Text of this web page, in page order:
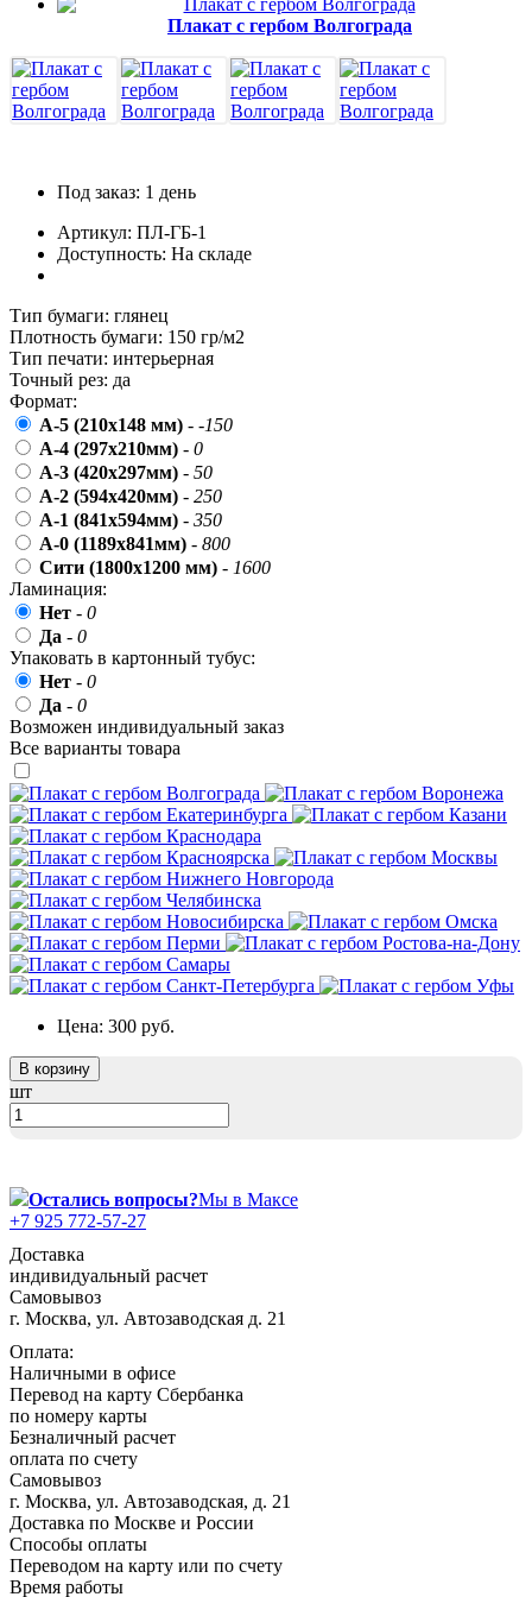
пожилых людей
19 октября, День Отца
25 октября, День Таможенника
4 ноября, День народного единства
7 ноября, День Октябрьской
революции
10 ноября, День сотрудника органов
внутренних дел РФ
13 ноября, День Войск РХБЗ
19 ноября, День Ракетных Войск и
Артиллерии
День матери (последнее воскресенье
ноября)
5 декабря, День начала
контрнаступления советских войск
9 декабря, Международный день
борьбы с коррупцией
9 декабря, День Героев Отечества
12 декабря, День конституции РФ
20 декабря, День работника органов
безопасности
Новогоднее оформление
Рождество Христово
19 января, Крещение Господне
22 января, День дедушки
25 января, Татьянин день
Валентина
15 февраля, День памяти о
россиянах...
1 марта, День Бабушек
день
27 марта, День театра
Апрель, Месячник по
благоустройству
День геолога (первое воскресенье
апреля)
Светлая Пасха
12 апреля, День космонавтики
18 апреля, Дни исторического и
культурного наследия
Плакат с гербом Волгограда
Под заказ: 1 день
Артикул: ПЛ-ГБ-1
Доступность: На складе
Тип бумаги: глянец
Плотность бумаги: 150 гр/м2
Тип печати: интерьерная
Точный рез: да
Формат:
А-5 (210х148 мм) - -150
А-4 (297x210мм) - 0
А-3 (420x297мм) - 50
А-2 (594x420мм) - 250
А-1 (841x594мм) - 350
А-0 (1189x841мм) - 800
Сити (1800x1200 мм) - 1600
Ламинация:
Нет - 0
Да - 0
Упаковать в картонный тубус:
Нет - 0
Да - 0
Возможен индивидуальный заказ
Все варианты товара
Цена: 300 руб.
В корзину
шт
Остались вопросы?Мы в Максе
+7 925 772-57-27
Доставка
индивидуальный расчет
Самовывоз
г. Москва, ул. Автозаводская д. 21
Оплата:
Наличными в офисе
Перевод на карту Сбербанка
по номеру карты
Безналичный расчет
оплата по счету
Самовывоз
г. Москва, ул. Автозаводская, д. 21
Доставка по Москве и России
Способы оплаты
Переводом на карту или по счету
Время работы